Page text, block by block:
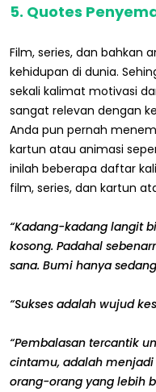
5. Quotes
Film, series, dan bahkan
kehidupan di dunia.
sekali kalimat motivasi
sangat relevan dengan
Anda pun pernah
kartun atau animasi
inilah beberapa daftar
film, series, dan kartun
“Kadang-kadang langit
kosong. Padahal
sana. Bumi hanya
“Sukses adalah wujud
“Pembalasan tercantik
cintamu, adalah
orang-orang yang lebih